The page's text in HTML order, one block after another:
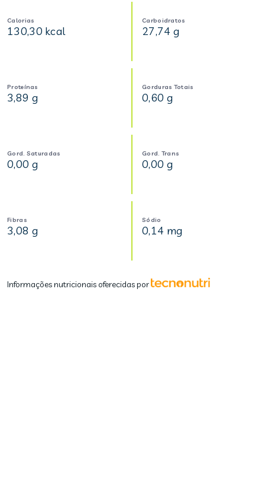
Calorias
130,30 kcal
Carboidratos
27,74 g
Proteínas
3,89 g
Gorduras Totais
0,60 g
Gord. Saturadas
0,00 g
Gord. Trans
0,00 g
Fibras
3,08 g
Sódio
0,14 mg
Informações nutricionais oferecidas por